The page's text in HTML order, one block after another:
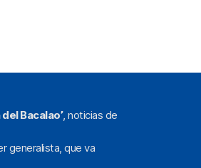
del Bacalao’, noticias de
generalista, que va